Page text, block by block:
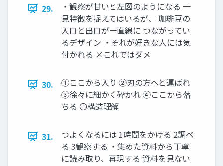
29.
・観察が甘いと左図のようになる 一
見特徴を捉えてはいるが、 珈琲豆の
入口と出口が一直線に つながってい
るデザイン ・それが好きな人には気
付かれる ×これではダメ
30.
①ここから入り ②刃の方へと運ばれ
③徐々に細かく砕かれ ④ここから落
ちる 〇構造理解
31.
つよくなるには 1時間をかける 2調べ
る 3観察する ・集めた資料から丁寧
に読み取り、再現する 資料を見ない